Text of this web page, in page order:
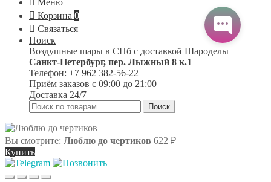
Меню
Корзина 0
Связаться
Поиск
Воздушные шары в СПб с доставкой Шароделы
Санкт-Петербург, пер. Лыжный 8 к.1
Телефон: +7 962 382-56-22
Приём заказов с 09:00 до 21:00
Доставка 24/7
Искать:
Поиск
Вы смотрите: Люблю до чертиков 622 ₽
Купить